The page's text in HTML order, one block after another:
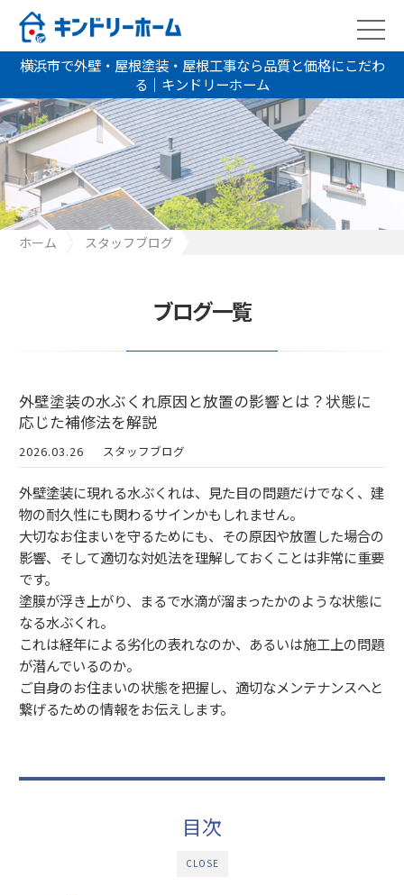
横浜市で外壁・屋根塗装・屋根工事なら品質と価格にこだわ
る｜キンドリーホーム
ホーム
スタッフブログ
ブログ一覧
外壁塗装の水ぶくれ原因と放置の影響とは？状態に
応じた補修法を解説
2026.03.26 スタッフブログ
外壁塗装に現れる水ぶくれは、見た目の問題だけでなく、建
物の耐久性にも関わるサインかもしれません。
大切なお住まいを守るためにも、その原因や放置した場合の
影響、そして適切な対処法を理解しておくことは非常に重要
です。
塗膜が浮き上がり、まるで水滴が溜まったかのような状態に
なる水ぶくれ。
これは経年による劣化の表れなのか、あるいは施工上の問題
が潜んでいるのか。
ご自身のお住まいの状態を把握し、適切なメンテナンスへと
繋げるための情報をお伝えします。
CLOSE
目次